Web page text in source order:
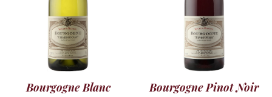
Bourgogne Blanc Bourgogne Pinot Noir